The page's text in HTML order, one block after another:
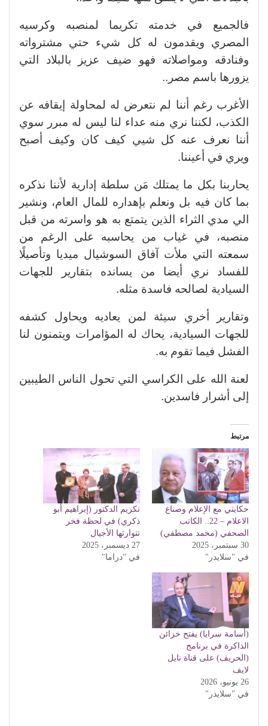
فالجميع في خدمته تكريما لمنصبه وكرسيه
المصري ويقدمون له كل شيء حتي مشترواته
وفنادقه ومواصلاته فهو ضيف عزيز بالبلاد التي
يزورها باسم مصر..
الأغرب رغم أننا لم نتعرض له لمحاولة إيقافه عن
الكذب، لكننا نري منه عداء لنا ليس له مبرر سوي
أننا نعرف عنه كل شيي كيف كان وكيف أصبح
ويري في أعيننا.
يحاربنا بكل ما يمتلك مَن سلطة إدارية لأننا نذكره
بما كان فيه بل ونعلم بإهداره للمال العام، ونشير
الي مدي الثراء الذين يتمتع به هو واسرته من قبل
منصبه، في غياب من يحاسبه على الرغم من
سمعته التي ملأت آفاق السوشيال ميديا وتأصيلًا
للفساد نري أيضا من يسانده بتقارير للجهات
السيادية لصالحه فاسدة مثله.
وتقارير أخري سيئة لمن يعاديه ويحاول كشفه
للجهات السيادية، يحاك له المؤامرات ويتمنون لنا
الفشل فيما تقوم به.
لعنة الله على الكراسي التي تحول الناس الطيبين
إلى أشرار فاسدين.
مرتبط
حكايتي مع الإعلام وصناع
الاعلام – 22.. الكاتب
الصحفي (محمد مصطفي)
30 سبتمبر، 2025
في "سلايدر"
تكريم الدكتور (إبراهيم أبو
ذكري) في لحظة فخر
تتوارثها الأجيال
27 ديسمبر، 2025
في "دراما"
(أسامة سرايا) يفتح خزائن
الذاكرة في برنامج
(الحريف) على قناة نايل
لايف
26 يونيو، 2026
في "سلايدر"